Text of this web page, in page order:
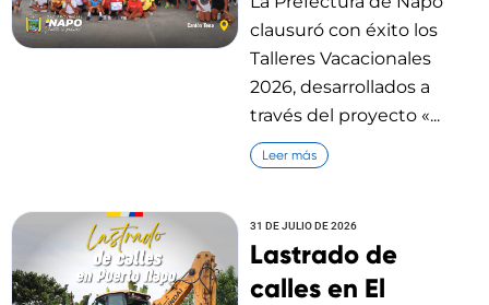
clausuró con éxito los
Talleres Vacacionales
2026, desarrollados a
través del proyecto «...
Leer más
31 DE JULIO DE 2026
Lastrado de
calles en El